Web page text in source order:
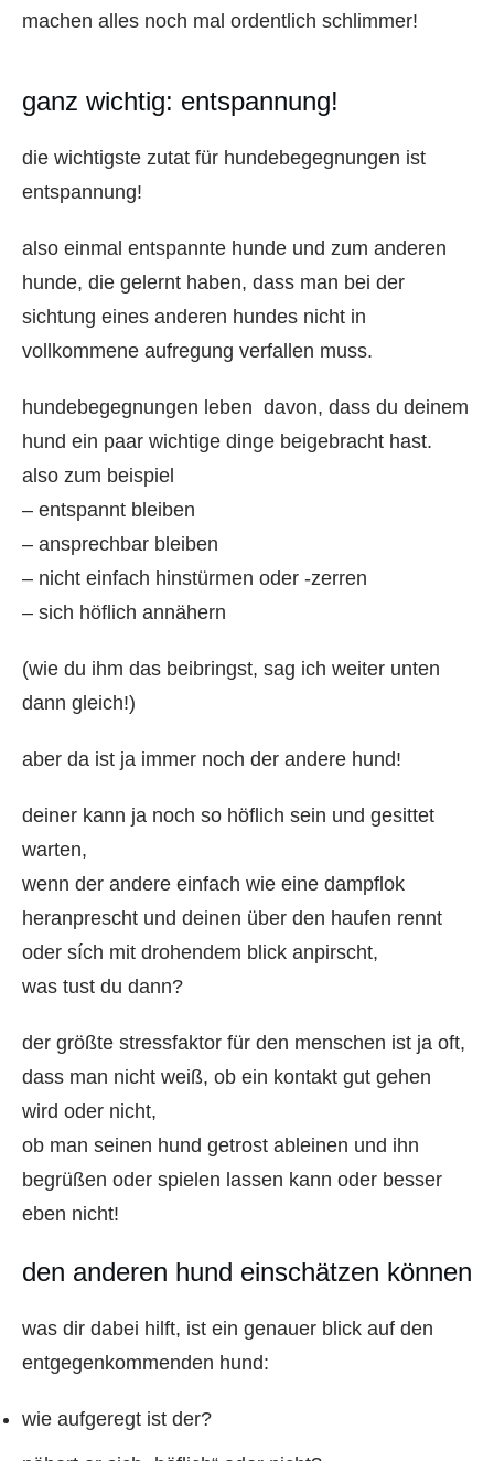
machen alles noch mal ordentlich schlimmer!
ganz wichtig: entspannung!
die wichtigste zutat für hundebegegnungen ist
entspannung!
also einmal entspannte hunde und zum anderen
hunde, die gelernt haben, dass man bei der
sichtung eines anderen hundes nicht in
vollkommene aufregung verfallen muss.
hundebegegnungen leben davon, dass du deinem
hund ein paar wichtige dinge beigebracht hast.
also zum beispiel
– entspannt bleiben
– ansprechbar bleiben
– nicht einfach hinstürmen oder -zerren
– sich höflich annähern
(wie du ihm das beibringst, sag ich weiter unten
dann gleich!)
aber da ist ja immer noch der andere hund!
deiner kann ja noch so höflich sein und gesittet
warten,
wenn der andere einfach wie eine dampflok
heranprescht und deinen über den haufen rennt
oder sích mit drohendem blick anpirscht,
was tust du dann?
der größte stressfaktor für den menschen ist ja oft,
dass man nicht weiß, ob ein kontakt gut gehen
wird oder nicht,
ob man seinen hund getrost ableinen und ihn
begrüßen oder spielen lassen kann oder besser
eben nicht!
den anderen hund einschätzen können
was dir dabei hilft, ist ein genauer blick auf den
entgegenkommenden hund:
wie aufgeregt ist der?